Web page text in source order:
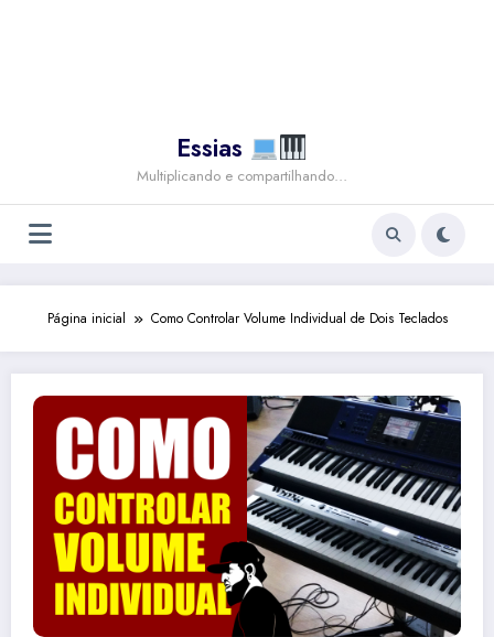
Essias
Multiplicando e compartilhando…
Página inicial Como Controlar Volume Individual de Dois Teclados